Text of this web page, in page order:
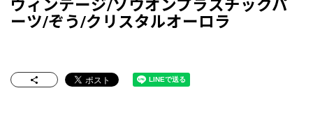
ヴィンテージ/ソウオンプラスチックパ
ーツ/ぞう/クリスタルオーロラ